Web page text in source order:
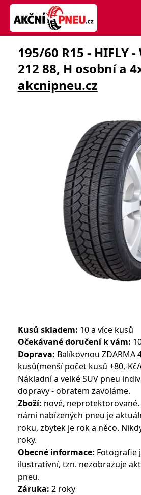
195/60 R15 - HIFLY
212 88, H osobní a
akcnipneu.cz
Kusů skladem: 10 a více kusů
Očekávané doručení k vám:
Doprava: Balíkovnou ZDARMA
kusů(menší počet kusů +80,-
Nákladní a velké SUV pneu
dopravy - obratem zavoláme.
Zboží: nové, neprotektorované.
námi nabízených pneu je
roku, zbytek je rok a něco.
roky.
Obecné informace: Fotografie
ilustrativní, tzn. nezobrazuje
pneu.
Záruka: 2 roky